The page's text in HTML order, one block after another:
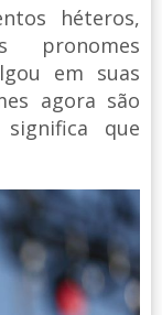
héteros,
pronomes
em suas
agora são
que